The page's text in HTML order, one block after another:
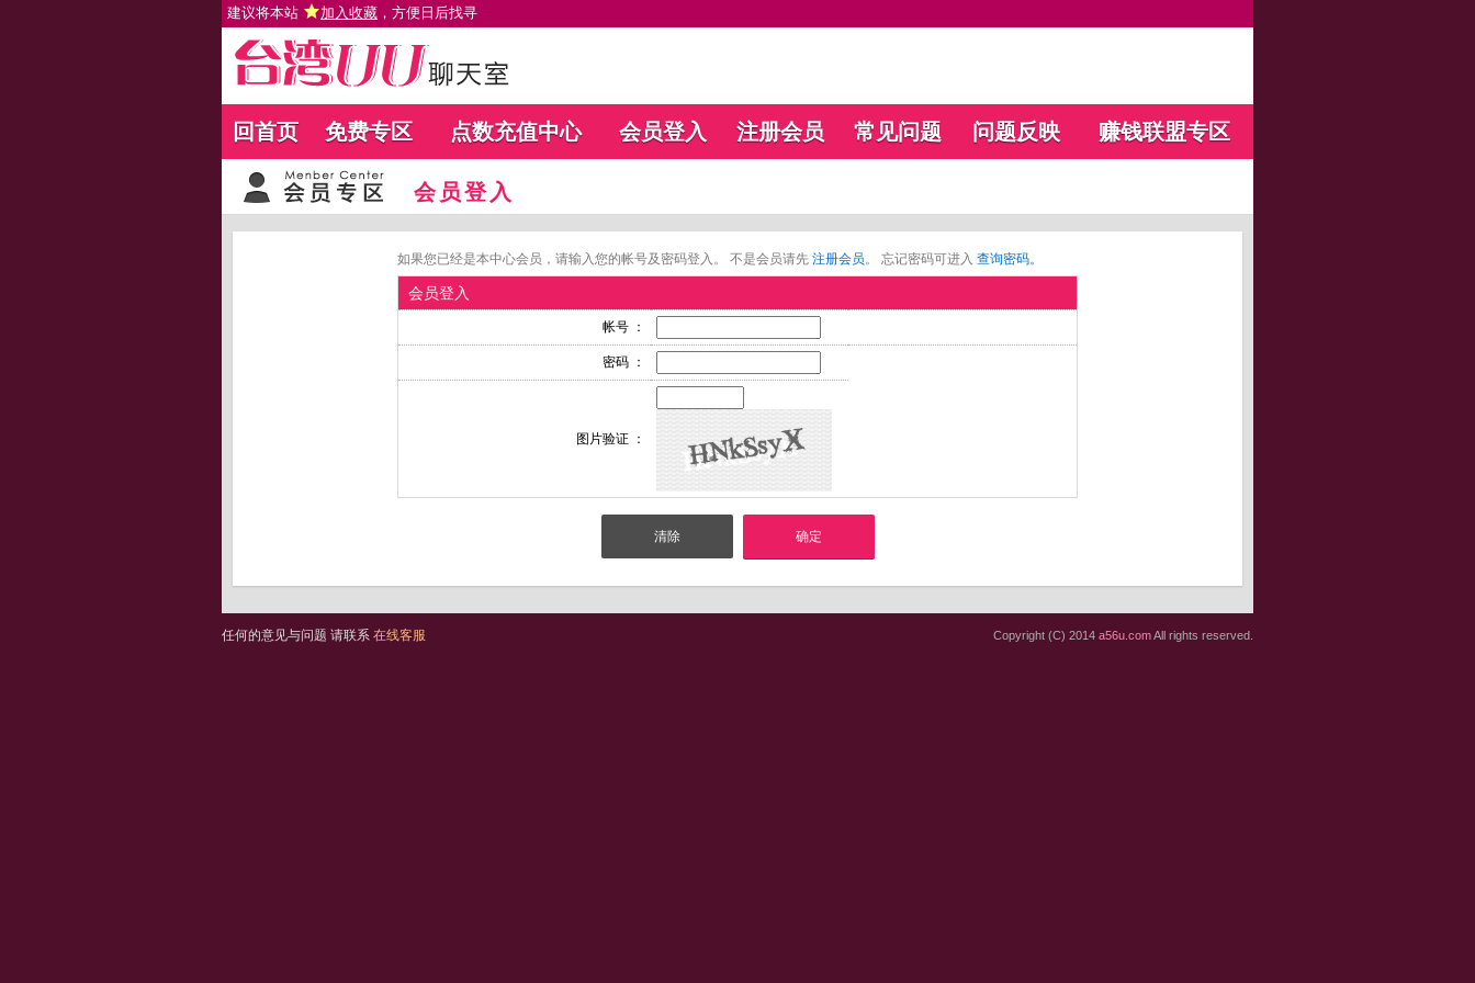
建议将本站 加入收藏 ，方便日后找寻
回首页 免费专区 点数充值中心 会员登入 注册会员 常见问题 问题反映 赚钱联盟专区
会员登入
如果您已经是本中心会员，请输入您的帐号及密码登入。 不是会员请先 注册会员。 忘记密码可进入 查询密码。
会员登入
帐号 ：
密码 ：
图片验证 ：
任何的意见与问题 请联系 在线客服 Copyright (C) 2014 a56u.comAll rights reserved.